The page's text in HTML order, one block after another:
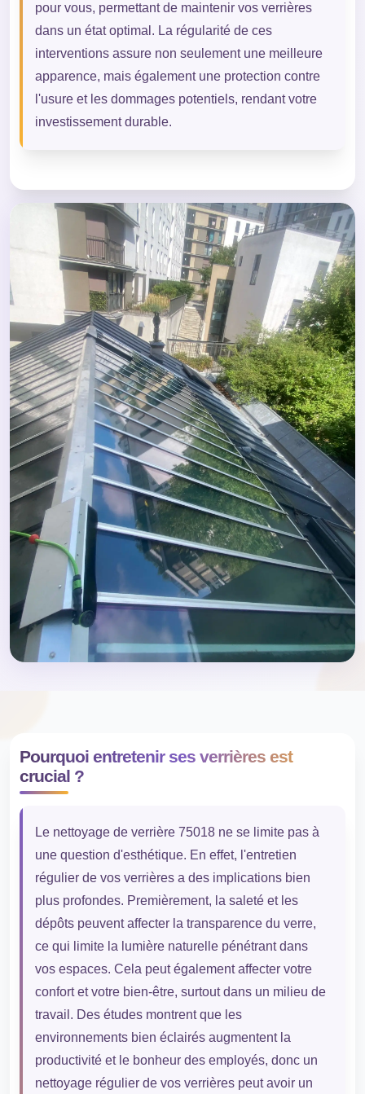
pour vous, permettant de maintenir vos verrières
dans un état optimal. La régularité de ces
interventions assure non seulement une meilleure
apparence, mais également une protection contre
l'usure et les dommages potentiels, rendant votre
investissement durable.
Pourquoi entretenir ses verrières est
crucial ?
Le nettoyage de verrière 75018 ne se limite pas à
une question d'esthétique. En effet, l'entretien
régulier de vos verrières a des implications bien
plus profondes. Premièrement, la saleté et les
dépôts peuvent affecter la transparence du verre,
ce qui limite la lumière naturelle pénétrant dans
vos espaces. Cela peut également affecter votre
confort et votre bien-être, surtout dans un milieu de
travail. Des études montrent que les
environnements bien éclairés augmentent la
productivité et le bonheur des employés, donc un
nettoyage régulier de vos verrières peut avoir un